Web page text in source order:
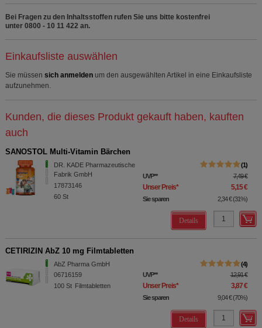
Bei Fragen zu den Inhaltsstoffen rufen Sie uns bitte kostenfrei
unter 0800 - 10 11 422 an.
Einkaufsliste auswählen
Sie müssen sich anmelden um den ausgewählten Artikel in eine Einkaufsliste
aufzunehmen.
Kunden, die dieses Produkt gekauft haben, kauften
auch
SANOSTOL Multi-Vitamin Bärchen
DR. KADE Pharmazeutische
Fabrik GmbH
17873146
60 St
1
UVP** 7,49 €
Unser Preis* 5,15 €
Sie sparen 2,34 € (31%)
Details
CETIRIZIN AbZ 10 mg Filmtabletten
AbZ Pharma GmbH
06716159
100 St Filmtabletten
4
UVP** 12,91 €
Unser Preis* 3,87 €
Sie sparen 9,04 € (70%)
Details